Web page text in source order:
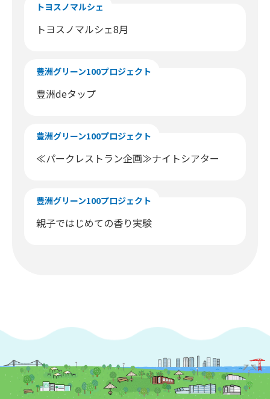
トヨスノマルシェ
トヨスノマルシェ8月
豊洲グリーン100プロジェクト
豊洲deタップ
豊洲グリーン100プロジェクト
≪パークレストラン企画≫ナイトシアター
豊洲グリーン100プロジェクト
親子ではじめての香り実験